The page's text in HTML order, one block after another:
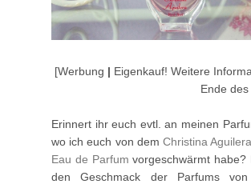
[Werbung | Eigenkauf! Weitere
Ende
Erinnert ihr euch evtl. an meinen
wo ich euch von demChristina
Eau de Parfum vorgeschwärmt habe?
den Geschmack der Parfums von